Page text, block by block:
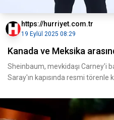
https://hurriyet.com.tr
19 Eylül 2025 08:29
Kanada ve Meksika
Sheinbaum, mevkidaşı Carney'i
Saray'ın kapısında resmi törenle